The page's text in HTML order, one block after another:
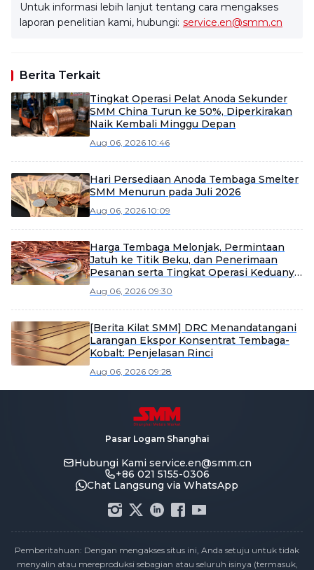
Untuk informasi lebih lanjut tentang cara mengakses
laporan penelitian kami, hubungi: service.en@smm.cn
Berita Terkait
Tingkat Operasi Pelat Anoda Sekunder
SMM China Turun ke 50%, Diperkirakan
Naik Kembali Minggu Depan
Aug 06, 2026 10:46
Hari Persediaan Anoda Tembaga Smelter
SMM Menurun pada Juli 2026
Aug 06, 2026 10:09
Harga Tembaga Melonjak, Permintaan
Jatuh ke Titik Beku, dan Penerimaan
Pesanan serta Tingkat Operasi Keduanya
Enamelled Wire Market Weekly Review]
Aug 06, 2026 09:30
[Berita Kilat SMM] DRC Menandatangani
Larangan Ekspor Konsentrat Tembaga-
Kobalt: Penjelasan Rinci
Aug 06, 2026 09:28
Pasar Logam Shanghai
Hubungi Kami service.en@smm.cn
+86 021 5155-0306
Chat Langsung via WhatsApp
Pemberitahuan: Dengan mengakses situs ini, Anda setuju untuk tidak
menyalin atau mereproduksi sebagian atau seluruh isinya (termasuk,